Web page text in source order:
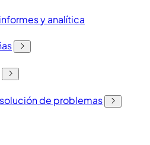
y analítica
de problemas